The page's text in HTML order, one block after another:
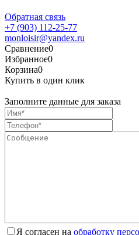
Обратная связь
+7 (903) 112-25-77
monloisir@yandex.ru
Сравнение0
Избранное0
Корзина0
Купить в один клик
Заполните данные для заказа
Я согласен на обработку